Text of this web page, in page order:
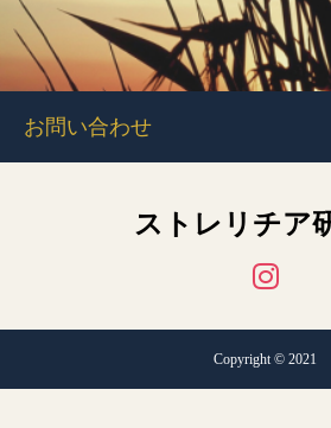
お問い合わせ
ストレリチア
Copyright © 2021